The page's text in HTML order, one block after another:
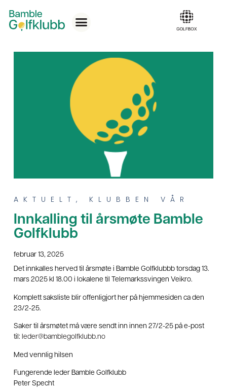
AKTUELT , KLUBBEN VÅR
Innkalling til årsmøte Bamble
Golfklubb
februar 13, 2025
Det innkalles herved til årsmøte i Bamble Golfklubbb torsdag 13.
mars 2025 kl 18.00 i lokalene til Telemarkssvingen Veikro.
Komplett saksliste blir offenligjort her på hjemmesiden ca den
23/2-25.
Saker til årsmøtet må være sendt inn innen 27/2-25 på e-post
til: leder@bamblegolfklubb.no
Med vennlig hilsen
Fungerende leder Bamble Golfklubb
Peter Specht